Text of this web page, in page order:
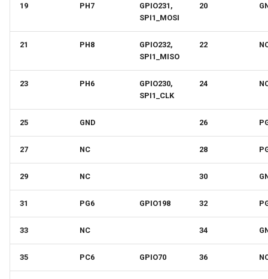
19 PH7
GPIO231,
SPI1_MOSI
20
21 PH8
GPIO232,
SPI1_MISO
22
23 PH6
GPIO230,
SPI1_CLK
24
25 GND 26
27 NC 28
29 NC 30
31 PG6 GPIO198 32
33 NC 34
35 PC6 GPIO70 36